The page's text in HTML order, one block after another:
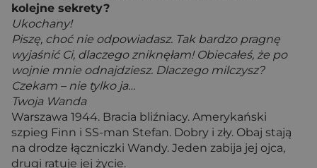
kolejne sekrety?
Ukochany!
Piszę, choć nie odpowiadasz. Tak bardzo pragnę
wyjaśnić Ci, dlaczego zniknęłam! Obiecałeś, że po
wojnie mnie odnajdziesz. Dlaczego milczysz?
Czekam – nie tylko ja…
Twoja Wanda
Warszawa 1944. Bracia bliźniacy. Amerykański
szpieg Finn i SS-man Stefan. Dobry i zły. Obaj stają
na drodze łączniczki Wandy. Jeden zabija jej ojca,
drugi ratuje jej życie.